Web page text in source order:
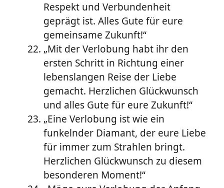
Respekt und Verbundenheit
geprägt ist. Alles Gute für eure
gemeinsame Zukunft!“
„Mit der Verlobung habt ihr den
ersten Schritt in Richtung einer
lebenslangen Reise der Liebe
gemacht. Herzlichen Glückwunsch
und alles Gute für eure Zukunft!“
„Eine Verlobung ist wie ein
funkelnder Diamant, der eure Liebe
für immer zum Strahlen bringt.
Herzlichen Glückwunsch zu diesem
besonderen Moment!“